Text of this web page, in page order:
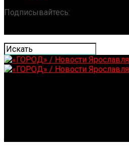
Подписывайтесь: